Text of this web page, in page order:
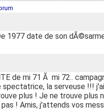
1977 date de son
de mi 71 Ã mi 72..
spectatrice, la serveuse !!!
plus ! Je ne trouve plus
! Amis, j'attends vos